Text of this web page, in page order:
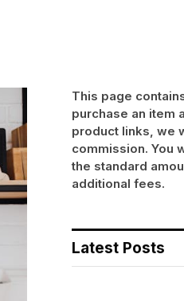
This page
purchase an item
product links, we
commission. You
the standard
additional fees.
Latest Posts